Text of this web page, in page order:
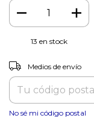
13 en stock
Entregas para el CP:
Medios de envío
No sé mi código postal